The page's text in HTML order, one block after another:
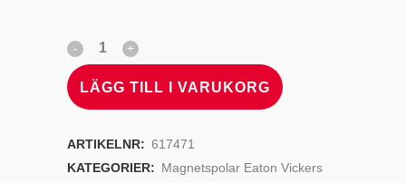
LÄGG TILL I VARUKORG
ARTIKELNR: 617471
KATEGORIER: Magnetspolar Eaton Vickers